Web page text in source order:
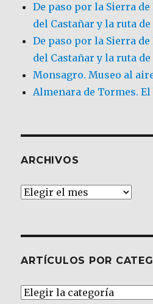
De paso por la Sierra
del Castañar y la ruta
De paso por la Sierra
del Castañar y la ruta
Monsagro. Museo al
Almenara de Tormes.
ARCHIVOS
Archivos
ARTÍCULOS POR
Artículos